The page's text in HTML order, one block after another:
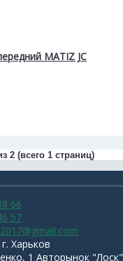
MATIZ JC
2 (всего 1 страниц)
66
57
Харьков
1 Авторынок "Лоск"